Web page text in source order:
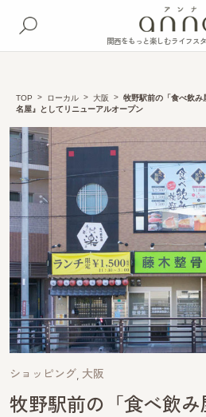
関西をもっと楽しむライフス
TOP ローカル 大阪
牧野駅前の「食べ飲
名屋』としてリニューアルオープン
ショッピング 大阪
牧野駅前の「食べ飲み